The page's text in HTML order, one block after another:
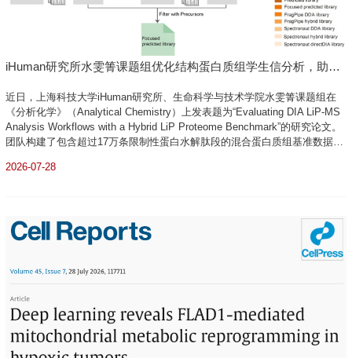
iHuman研究所水雯箐课题组优化结构蛋白质组学生信分析，助力
近日，上海科技大学iHuman研究所、生命科学与技术学院水雯箐课题组在
《分析化学》（Analytical Chemistry）上发表题为“Evaluating DIA LiP-MS
Analysis Workflows with a Hybrid LiP Proteome Benchmark”的研究论文。
团队构建了包含超过17万条限制性蛋白水解肽段的混合蛋白质组基准数据
MS）的数据处理与统计分析流程，并与上海易算生物科技有限公司合作开
2026-07-28